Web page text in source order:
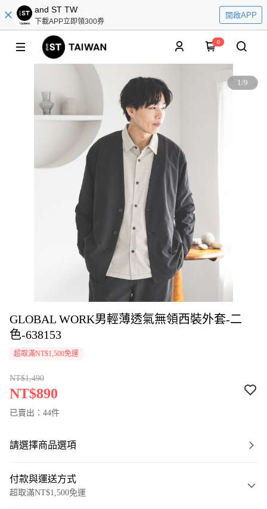
and ST TW
下載APP立即領300券
開啟APP
0
1/9
GLOBAL WORK男輕薄透氣無領西裝外套-二
色-638153
超取滿NT$1,500免運
NT$1,490
NT$890
已賣出：44件
請選擇商品選項
付款與運送方式
超取滿NT$1,500免運